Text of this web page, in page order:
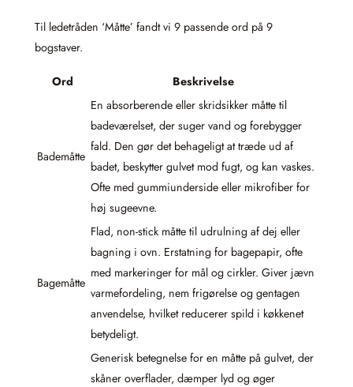
Til ledetråden ‘Måtte’ fandt vi 9 passende ord på 9
bogstaver.
Ord Beskrivelse
Bademåtte
En absorberende eller skridsikker måtte til
badeværelset, der suger vand og forebygger
fald. Den gør det behageligt at træde ud af
badet, beskytter gulvet mod fugt, og kan vaskes.
Ofte med gummiunderside eller mikrofiber for
høj sugeevne.
Bagemåtte
Flad, non-stick måtte til udrulning af dej eller
bagning i ovn. Erstatning for bagepapir, ofte
med markeringer for mål og cirkler. Giver jævn
varmefordeling, nem frigørelse og gentagen
anvendelse, hvilket reducerer spild i køkkenet
betydeligt.
Generisk betegnelse for en måtte på gulvet, der
skåner overflader, dæmper lyd og øger